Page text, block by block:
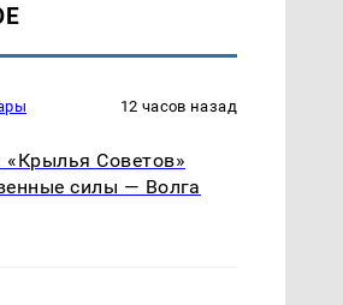
12 часов назад
«Крылья Советов»
силы — Волга